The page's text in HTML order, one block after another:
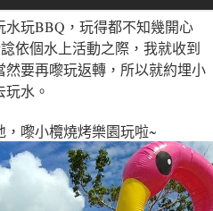
水玩BBQ ，玩得都不知幾開心
依個水上活動之際 ，我就收到
然要再嚟玩返轉 ，所以就約埋小
玩水 。
，嚟小欖燒烤樂園玩啦~